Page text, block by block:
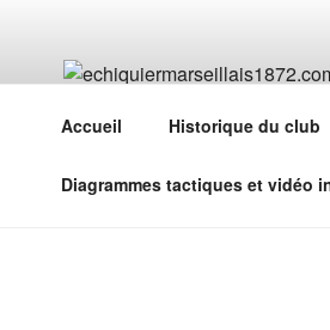
Accueil Historique du club
Diagrammes tactiques et vidéo